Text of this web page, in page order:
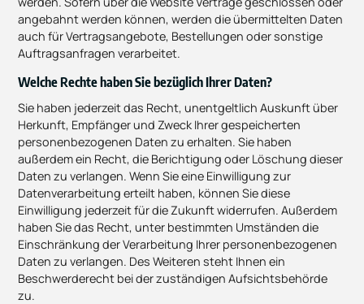
angebahnt werden können, werden die übermittelten Daten
auch für Vertragsangebote, Bestellungen oder sonstige
Auftragsanfragen verarbeitet.
Welche Rechte haben Sie bezüglich Ihrer Daten?
Sie haben jederzeit das Recht, unentgeltlich Auskunft über
Herkunft, Empfänger und Zweck Ihrer gespeicherten
personenbezogenen Daten zu erhalten. Sie haben
außerdem ein Recht, die Berichtigung oder Löschung dieser
Daten zu verlangen. Wenn Sie eine Einwilligung zur
Datenverarbeitung erteilt haben, können Sie diese
Einwilligung jederzeit für die Zukunft widerrufen. Außerdem
haben Sie das Recht, unter bestimmten Umständen die
Einschränkung der Verarbeitung Ihrer personenbezogenen
Daten zu verlangen. Des Weiteren steht Ihnen ein
Beschwerderecht bei der zuständigen Aufsichtsbehörde
zu.